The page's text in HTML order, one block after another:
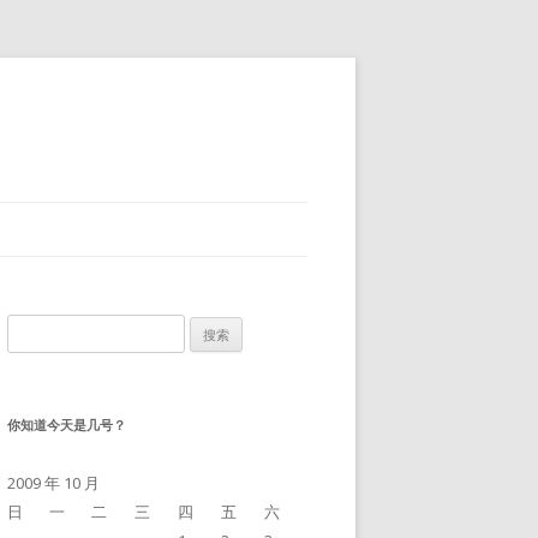
索：
你知道今天是几号？
2009 年 10 月
日
一 二 三 四 五
六